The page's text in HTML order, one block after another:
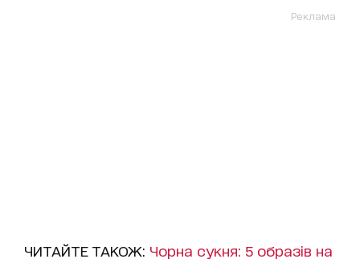
Реклама
ЧИТАЙТЕ ТАКОЖ: Чорна сукня: 5 образів на